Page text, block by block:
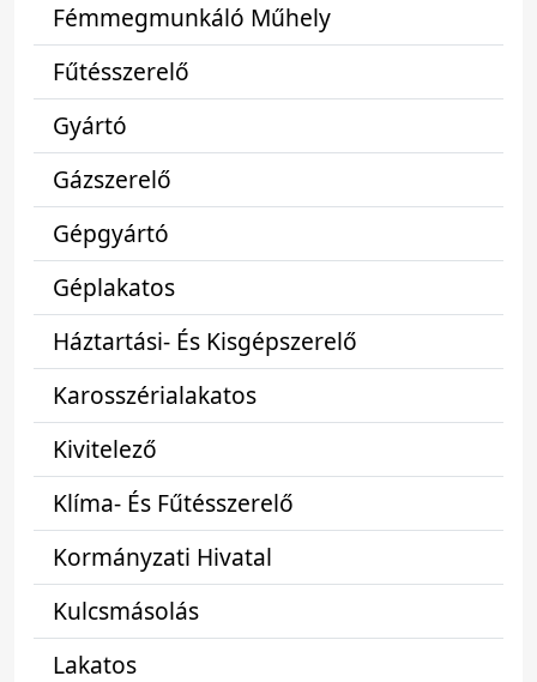
Fémmegmunkáló Műhely
Fűtésszerelő
Gyártó
Gázszerelő
Gépgyártó
Géplakatos
Háztartási- És Kisgépszerelő
Karosszérialakatos
Kivitelező
Klíma- És Fűtésszerelő
Kormányzati Hivatal
Kulcsmásolás
Lakatos